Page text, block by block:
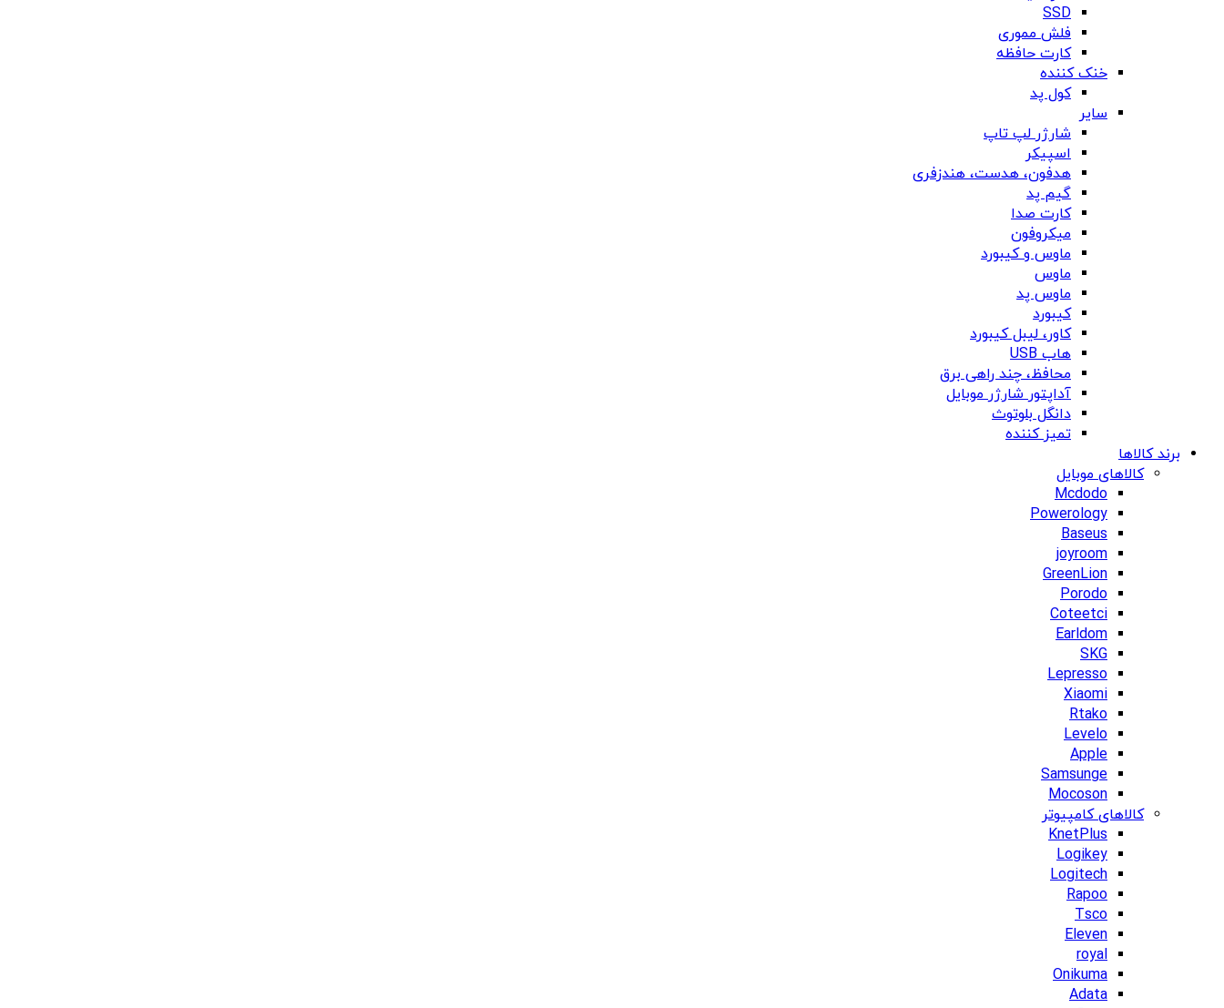
SSD
فلش مموری
کارت حافظه
خنک کننده
کول پد
سایر
شارژر لپ تاپ
اسپیکر
هدفون، هدست، هندزفری
گیم پد
کارت صدا
میکروفون
ماوس و کیبورد
ماوس
ماوس پد
کیبورد
کاور، لیبل کیبورد
هاب USB
محافظ، چند راهی برق
آداپتور شارژر موبایل
دانگل بلوتوث
تمیز کننده
برند کالاها
کالاهای موبایل
Mcdodo
Powerology
Baseus
joyroom
GreenLion
Porodo
Coteetci
Earldom
SKG
Lepresso
Xiaomi
Rtako
Levelo
Apple
Samsunge
Mocoson
کالاهای کامپیوتر
KnetPlus
Logikey
Logitech
Rapoo
Tsco
Eleven
royal
Onikuma
Adata